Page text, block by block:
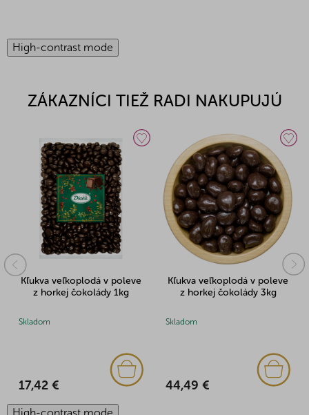
High-contrast mode
ZÁKAZNÍCI TIEŽ RADI NAKUPUJÚ
Kľukva veľkoplodá v poleve
z horkej čokolády 1kg
Skladom
17,42 €
Kľukva veľkoplodá v poleve
z horkej čokolády 3kg
Skladom
44,49 €